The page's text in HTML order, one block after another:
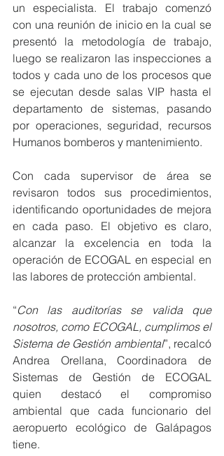
un especialista. El trabajo comenzó
con una reunión de inicio en la cual se
presentó la metodología de trabajo,
luego se realizaron las inspecciones a
todos y cada uno de los procesos que
se ejecutan desde salas VIP hasta el
departamento de sistemas, pasando
por operaciones, seguridad, recursos
Humanos bomberos y mantenimiento.
Con cada supervisor de área se
revisaron todos sus procedimientos,
identificando oportunidades de mejora
en cada paso. El objetivo es claro,
alcanzar la excelencia en toda la
operación de ECOGAL en especial en
las labores de protección ambiental.
“Con las auditorías se valida que
nosotros, como ECOGAL, cumplimos el
Sistema de Gestión ambiental”, recalcó
Andrea Orellana, Coordinadora de
Sistemas de Gestión de ECOGAL
quien destacó el compromiso
ambiental que cada funcionario del
aeropuerto ecológico de Galápagos
tiene.